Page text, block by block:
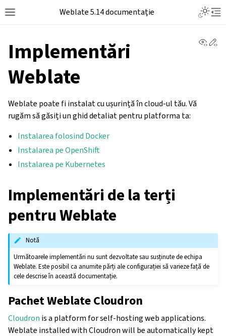
Weblate 5.14 documentație
Implementări
Weblate
Weblate poate fi instalat cu ușurință în cloud-ul tău. Vă
rugăm să găsiți un ghid detaliat pentru platforma ta:
Instalarea folosind Docker
Instalarea pe OpenShift
Instalarea pe Kubernetes
Implementări de la terți
pentru Weblate
Notă
Următoarele implementări nu sunt dezvoltate sau susținute de echipa
Weblate. Este posibil ca anumite părți ale configurației să varieze față de
cele descrise în această documentație.
Pachet Weblate Cloudron
Cloudron is a platform for self-hosting web applications.
Weblate installed with Cloudron will be automatically kept